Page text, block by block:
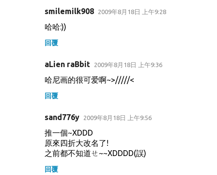
smilemilk908 2009年8月18日 上午9:28
哈哈:))
回覆
aLien raBbit 2009年8月18日 上午9:36
哈尼画的很可爱啊~>/////<
回覆
sand776y 2009年8月18日 上午9:56
推一個~XDDD
原來四折大改名了!
之前都不知道ㄝ~~XDDDD(誤)
回覆